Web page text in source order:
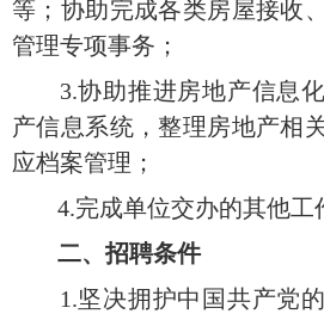
等；协助完成各类房屋接收
管理专项事务；
3.协助推进房地产信息
产信息系统，整理房地产相
应档案管理；
4.完成单位交办的其他工
二、招聘条件
1.坚决拥护中国共产党